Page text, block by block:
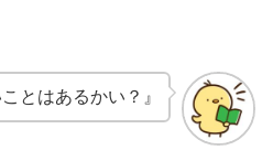
とはあるかい？』